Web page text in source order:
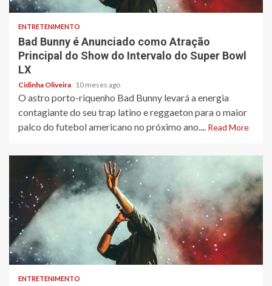
ENTRETENIMENTO
Bad Bunny é Anunciado como Atração
Principal do Show do Intervalo do Super Bowl
LX
Cidinha Oliveira 10 meses ago
O astro porto-riquenho Bad Bunny levará a energia
contagiante do seu trap latino e reggaeton para o maior
palco do futebol americano no próximo ano.... Read More
3 min read
ENTRETENIMENTO